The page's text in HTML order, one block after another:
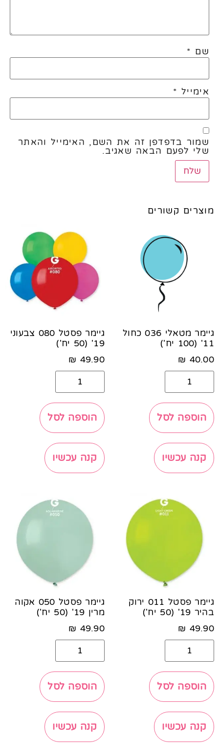
שם *
אימייל *
שמור בדפדפן זה את השם, האימייל והאתר
שלי לפעם הבאה שאגיב.
מוצרים קשורים
גיימר מטאלי 036 כחול
11' (100 יח')
40.00
₪
הוספה לסל
קנה עכשיו
גיימר פסטל 080 צבעוני
19' (50 יח')
49.90
₪
הוספה לסל
קנה עכשיו
גיימר פסטל 011 ירוק
בהיר 19' (50 יח')
49.90
₪
הוספה לסל
קנה עכשיו
גיימר פסטל 050 אקוה
מרין 19' (50 יח')
49.90
₪
הוספה לסל
קנה עכשיו